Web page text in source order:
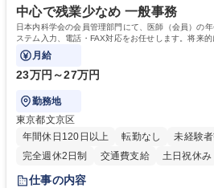
中心で残業少なめ 一般事務
日本内科学会の会員管理部門にて、医師（会員）の
ステム入力、電話・FAX対応をお任せします。将来
などにも幅広く携わっていただきます。
月給
23万円～27万円
勤務地
東京都文京区
年間休日120日以上
転勤なし 未経験
完全週休2日制
交通費支給 土日祝休み
仕事の内容